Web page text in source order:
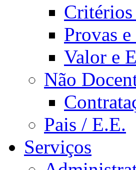
Critérios
Provas
Valor e
Não
Pais / E.E.
Serviços